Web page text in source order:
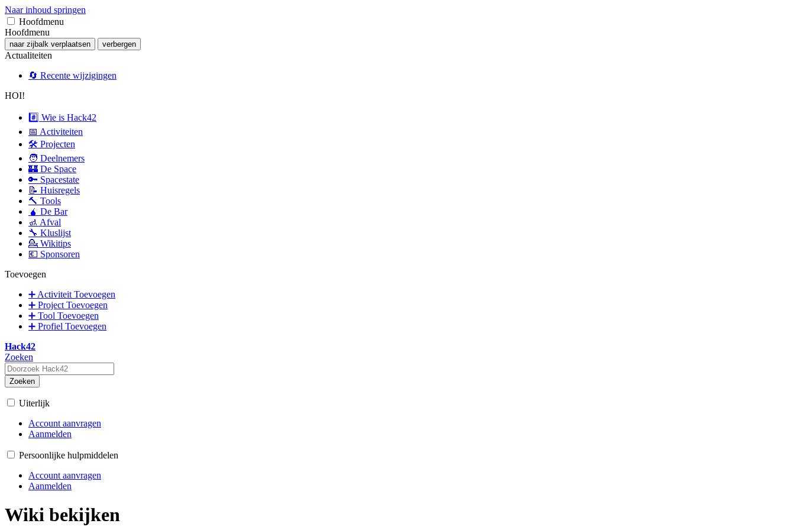
Naar inhoud springen
Hoofdmenu
Hoofdmenu
naar zijbalk verplaatsen verbergen
Actualiteiten
🔄 Recente wijzigingen
HOI!
#️⃣ Wie is Hack42
📅 Activiteiten
🛠 Projecten
🧑 Deelnemers
🏰 De Space
🔑 Spacestate
📝 Huisregels
🔨 Tools
🧉 De Bar
🚮 Afval
🔧 Kluslijst
💁 Wikitips
💶 Sponsoren
Toevoegen
➕ Activiteit Toevoegen
➕ Project Toevoegen
➕ Tool Toevoegen
➕ Profiel Toevoegen
Hack42
Zoeken
Zoeken
Uiterlijk
Account aanvragen
Aanmelden
Persoonlijke hulpmiddelen
Account aanvragen
Aanmelden
Wiki bekijken